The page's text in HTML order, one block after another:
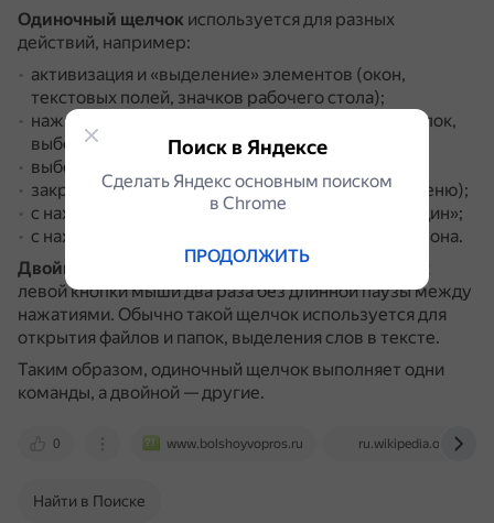
Одиночный щелчок используется для разных
действий, например:
активизация и «выделение» элементов (окон,
текстовых полей, значков рабочего стола);
нажатие кнопок, установка галочек и радио-кнопок,
выбор элементов списка;
выбор команд из меню;
закрытие меню (если щёлкнуть за пределами меню);
с нажатой клавишей Ctrl — выделение «через один»;
с нажатой клавишей ⇧ Shift — выделение диапазона.
Двойной щелчок
(англ. double click) — это щелчок
левой кнопки мыши два раза без длинной паузы между
нажатиями. Обычно такой щелчок используется для
открытия файлов и папок, выделения слов в тексте.
Таким образом, одиночный щелчок выполняет одни
команды, а двойной — другие.
0 www.bolshoyvopros.ru ru.wikipedia.org
Найти в Поиске
Поиск в Яндексе
Сделать Яндекс основным поиском
в Сhrome
ПРОДОЛЖИТЬ